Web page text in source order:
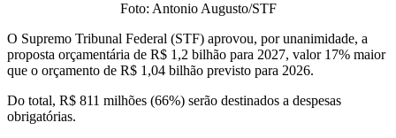
Foto: Antonio Augusto/STF
O Supremo Tribunal Federal (STF) aprovou, por unanimidade, a
proposta orçamentária de R$ 1,2 bilhão para 2027, valor 17% maior
que o orçamento de R$ 1,04 bilhão previsto para 2026.
Do total, R$ 811 milhões (66%) serão destinados a despesas
obrigatórias.